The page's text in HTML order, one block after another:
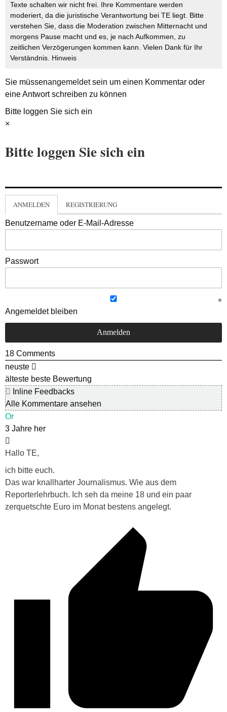
Texte schalten wir nicht frei. Ihre Kommentare werden
moderiert, da die juristische Verantwortung bei TE liegt. Bitte
verstehen Sie, dass die Moderation zwischen Mitternacht und
morgens Pause macht und es, je nach Aufkommen, zu
zeitlichen Verzögerungen kommen kann. Vielen Dank für Ihr
Verständnis. Hinweis
Sie müssenangemeldetsein um einen Kommentar oder
eine Antwort schreiben zu können
Bitte loggen Sie sich ein
×
Bitte loggen Sie sich ein
ANMELDEN REGISTRIERUNG
Benutzername oder E-Mail-Adresse
Passwort
Angemeldet bleiben
18 Comments
neuste
älteste beste Bewertung
Inline Feedbacks
Alle Kommentare ansehen
Or
3 Jahre her
Hallo TE,
ich bitte euch.
Das war knallharter Journalismus. Wie aus dem
Reporterlehrbuch. Ich seh da meine 18 und ein paar
zerquetschte Euro im Monat bestens angelegt.